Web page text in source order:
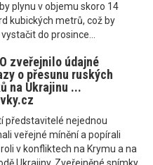
plynu v objemu skoro 14
kubických metrů, což by
do prosince...
zveřejnilo údajné
o přesunu ruských
na Ukrajinu ...
představitelé nejednou
veřejné mínění a popírali
v konfliktech na Krymu a na